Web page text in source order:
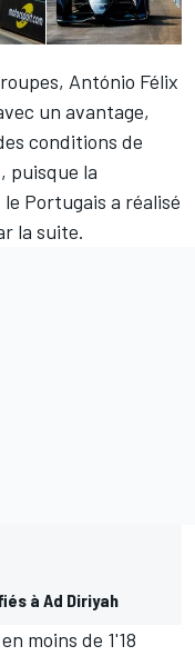
António Félix
un avantage,
conditions de
puisque la
Portugais a réalisé
la suite.
à Ad Diriyah
moins de 1'18